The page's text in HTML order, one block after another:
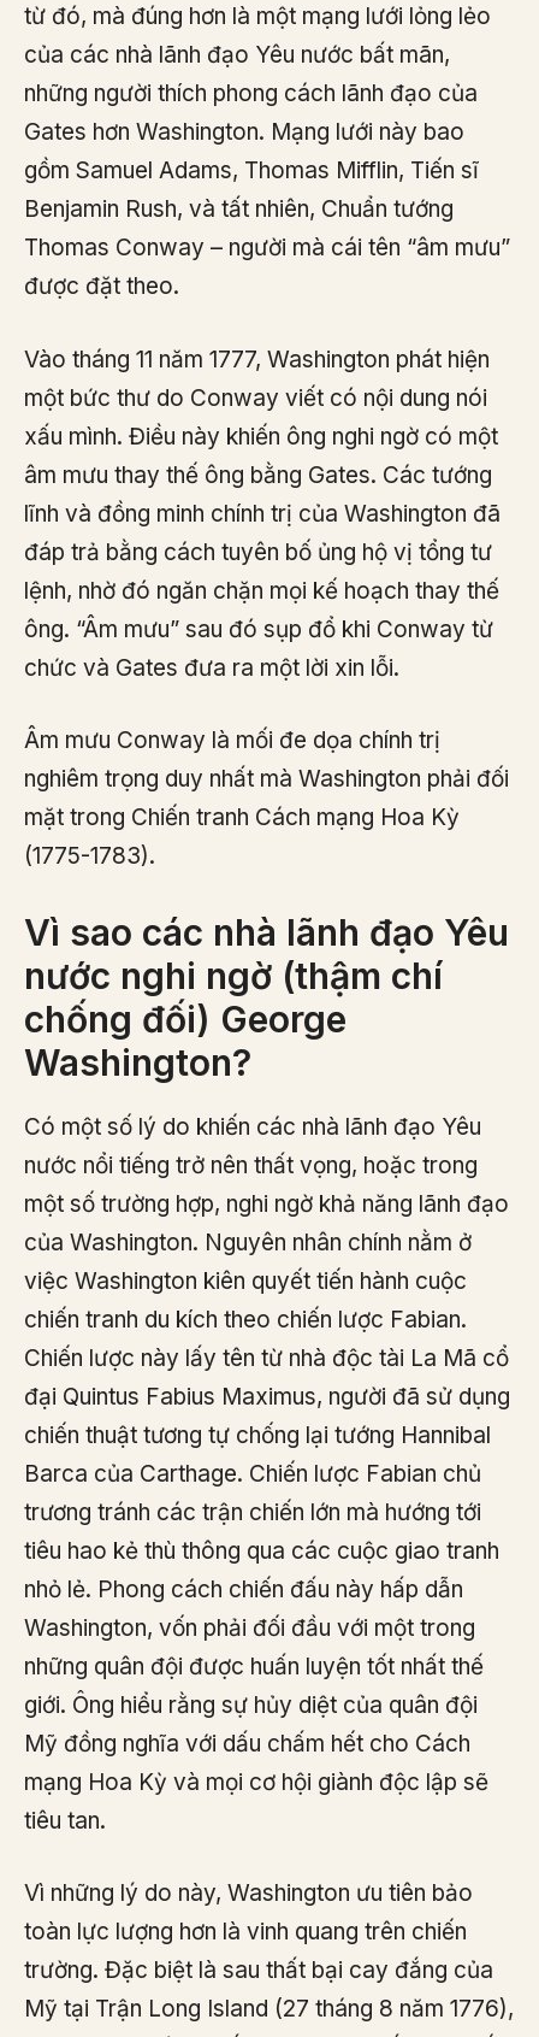
từ đó, mà đúng hơn là một mạng lưới lỏng lẻo
của các nhà lãnh đạo Yêu nước bất mãn,
những người thích phong cách lãnh đạo của
Gates hơn Washington. Mạng lưới này bao
gồm Samuel Adams, Thomas Mifflin, Tiến sĩ
Benjamin Rush, và tất nhiên, Chuẩn tướng
Thomas Conway – người mà cái tên “âm mưu”
được đặt theo.
Vào tháng 11 năm 1777, Washington phát hiện
một bức thư do Conway viết có nội dung nói
xấu mình. Điều này khiến ông nghi ngờ có một
âm mưu thay thế ông bằng Gates. Các tướng
lĩnh và đồng minh chính trị của Washington đã
đáp trả bằng cách tuyên bố ủng hộ vị tổng tư
lệnh, nhờ đó ngăn chặn mọi kế hoạch thay thế
ông. “Âm mưu” sau đó sụp đổ khi Conway từ
chức và Gates đưa ra một lời xin lỗi.
Âm mưu Conway là mối đe dọa chính trị
nghiêm trọng duy nhất mà Washington phải đối
mặt trong Chiến tranh Cách mạng Hoa Kỳ
(1775-1783).
Vì sao các nhà lãnh đạo Yêu
nước nghi ngờ (thậm chí
chống đối) George
Washington?
Có một số lý do khiến các nhà lãnh đạo Yêu
nước nổi tiếng trở nên thất vọng, hoặc trong
một số trường hợp, nghi ngờ khả năng lãnh đạo
của Washington. Nguyên nhân chính nằm ở
việc Washington kiên quyết tiến hành cuộc
chiến tranh du kích theo chiến lược Fabian.
Chiến lược này lấy tên từ nhà độc tài La Mã cổ
đại Quintus Fabius Maximus, người đã sử dụng
chiến thuật tương tự chống lại tướng Hannibal
Barca của Carthage. Chiến lược Fabian chủ
trương tránh các trận chiến lớn mà hướng tới
tiêu hao kẻ thù thông qua các cuộc giao tranh
nhỏ lẻ. Phong cách chiến đấu này hấp dẫn
Washington, vốn phải đối đầu với một trong
những quân đội được huấn luyện tốt nhất thế
giới. Ông hiểu rằng sự hủy diệt của quân đội
Mỹ đồng nghĩa với dấu chấm hết cho Cách
mạng Hoa Kỳ và mọi cơ hội giành độc lập sẽ
tiêu tan.
Vì những lý do này, Washington ưu tiên bảo
toàn lực lượng hơn là vinh quang trên chiến
trường. Đặc biệt là sau thất bại cay đắng của
Mỹ tại Trận Long Island (27 tháng 8 năm 1776),